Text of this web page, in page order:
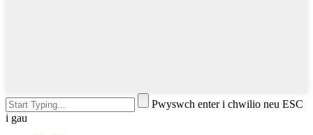
Pwyswch enter i chwilio neu ESC
i gau